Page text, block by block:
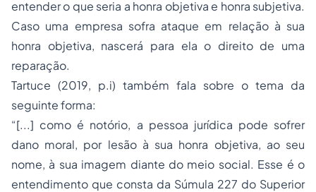
entender o que seria a honra objetiva e honra subjetiva.
Caso uma empresa sofra ataque em relação à sua
honra objetiva, nascerá para ela o direito de uma
reparação.
Tartuce (2019, p.i) também fala sobre o tema da
seguinte forma:
“[...] como é notório, a pessoa jurídica pode sofrer
dano moral, por lesão à sua honra objetiva, ao seu
nome, à sua imagem diante do meio social. Esse é o
entendimento que consta da Súmula 227 do Superior